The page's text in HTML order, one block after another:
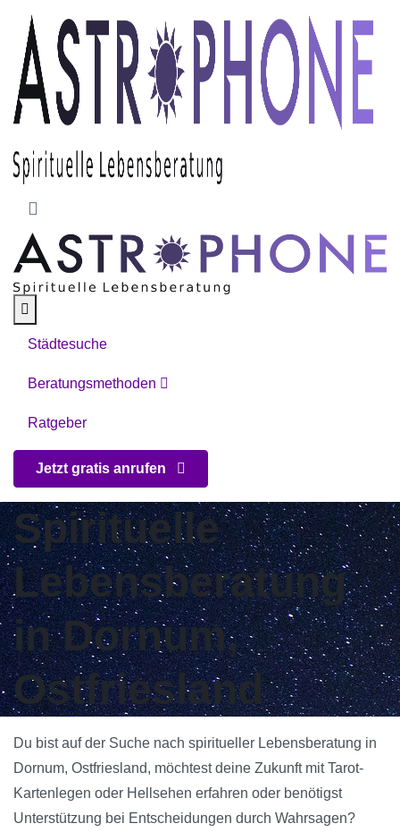
Skip to main content
Städtesuche
Beratungsmethoden
Ratgeber
Jetzt gratis anrufen
Spirituelle
Lebensberatung
in Dornum,
Ostfriesland
Du bist auf der Suche nach spiritueller Lebensberatung in
Dornum, Ostfriesland, möchtest deine Zukunft mit Tarot-
Kartenlegen oder Hellsehen erfahren oder benötigst
Unterstützung bei Entscheidungen durch Wahrsagen?